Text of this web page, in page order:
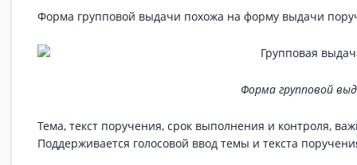
Форма групповой выдачи похожа на форму выдачи
Форма групповой
Тема, текст поручения, срок выполнения и контроля,
Поддерживается голосовой ввод темы и текста